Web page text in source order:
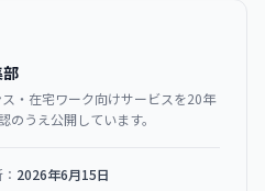
・在宅ワーク向けサービスを20年
うえ公開しています。
2026年6月15日